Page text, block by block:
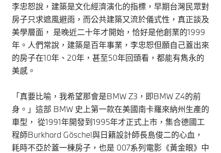
李忠恕說，建築是文化經濟演化的指標，早期台灣民眾對
房子只求遮風避雨，而公共建築又流於儀式性，真正談及
美學層面， 是晚近二十年才開始，恰好是他創業的1999
年。人們常說，建築是百年事業，李忠恕但願自己蓋出來
的房子在10年、20年，甚至50年回頭看，都能有雋永的
美感。
「真要比喻，我希望那會是BMW Z3，即BMW Z4的前
身。」這部 BMW 史上第一款在美國南卡羅來納州生產的
車型， 從1991年開發到1995年才正式上市，集合德國工
程師Burkhard Göschel與日籍設計師長島俊二的心血，
耗時不亞於蓋一棟房子，也是 007系列電影《黃金眼》中